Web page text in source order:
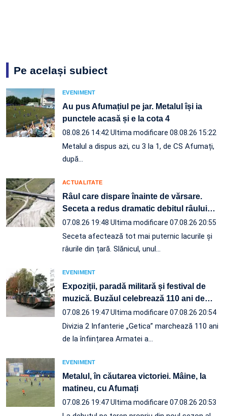
Pe același subiect
EVENIMENT
Au pus Afumațiul pe jar. Metalul își ia
punctele acasă și e la cota 4
08.08.26 14:42 Ultima modificare 08.08.26 15:22
Metalul a dispus azi, cu 3 la 1, de CS Afumați,
după…
ACTUALITATE
Râul care dispare înainte de vărsare.
Seceta a redus dramatic debitul râului…
07.08.26 19:48 Ultima modificare 07.08.26 20:55
Seceta afectează tot mai puternic lacurile și
râurile din țară. Slănicul, unul…
EVENIMENT
Expoziții, paradă militară și festival de
muzică. Buzăul celebrează 110 ani de…
07.08.26 19:47Ultima modificare 07.08.26 20:54
Divizia 2 Infanterie „Getica” marchează 110 ani
de la înființarea Armatei a…
EVENIMENT
Metalul, în căutarea victoriei. Mâine, la
matineu, cu Afumați
07.08.26 19:47Ultima modificare 07.08.26 20:53